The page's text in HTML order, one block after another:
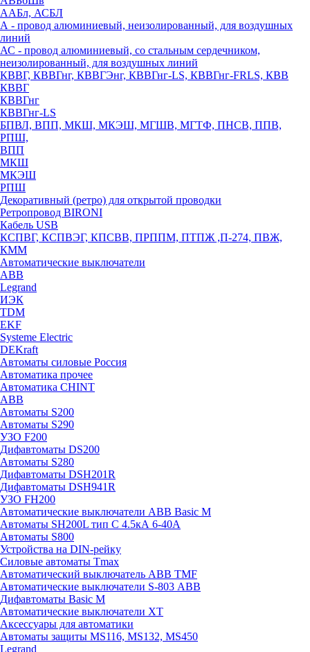
ААБл, АСБЛ
А - провод алюминиевый, неизолированный, для воздушных
линий
АС - провод алюминиевый, со стальным сердечником,
неизолированный, для воздушных линий
КВВГ, КВВГнг, КВВГЭнг, КВВГнг-LS, КВВГнг-FRLS, КВВ
КВВГ
КВВГнг
КВВГнг-LS
БПВЛ, ВПП, МКШ, МКЭШ, МГШВ, МГТФ, ПНСВ, ППВ,
РПШ,
ВПП
МКШ
МКЭШ
РПШ
Декоративный (ретро) для открытой проводки
Ретропровод BIRONI
Кабель USB
КСПВГ, КСПВЭГ, КПСВВ, ПРППМ, ПТПЖ ,П-274, ПВЖ,
КММ
Автоматические выключатели
ABB
Legrand
ИЭК
TDM
EKF
Systeme Electric
DEKraft
Автоматы силовые Россия
Автоматика прочее
Автоматика CHINT
ABB
Автоматы S200
Автоматы S290
УЗО F200
Дифавтоматы DS200
Автоматы S280
Дифавтоматы DSH201R
Дифавтоматы DSH941R
УЗО FH200
Автоматические выключатели ABB Basic M
Автоматы SH200L тип С 4.5кА 6-40А
Автоматы S800
Устройства на DIN-рейку
Силовые автоматы Tmax
Автоматический выключатель ABB TMF
Автоматические выключатели S-803 АВВ
Дифавтоматы Basic M
Автоматические выключатели XT
Аксессуары для автоматики
Автоматы защиты MS116, MS132, MS450
Legrand